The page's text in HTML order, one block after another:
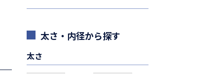
太さ・内径から探す
太さ